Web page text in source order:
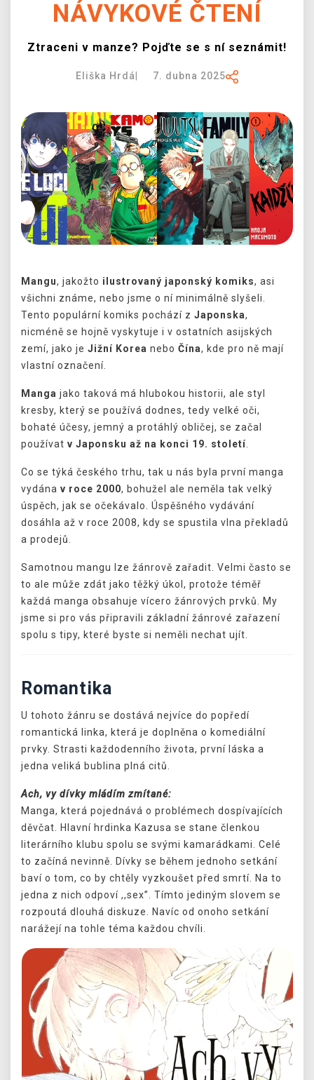
DOPRAVA
XZONE KLUB
TCG & BOARDGAME HUB
VÝKUP HER (BAZAR)
NÁVYKOVÉ ČTENÍ
Ztraceni v manze? Pojďte se s ní seznámit!
Eliška Hrdá 7. dubna 2025
Mangu, jakožto ilustrovaný japonský komiks, asi
všichni známe, nebo jsme o ní minimálně slyšeli.
Tento populární komiks pochází z Japonska,
nicméně se hojně vyskytuje i v ostatních asijských
zemí, jako je Jižní Korea nebo Čína, kde pro ně mají
vlastní označení.
Manga jako taková má hlubokou historii, ale styl
kresby, který se používá dodnes, tedy velké oči,
bohaté účesy, jemný a protáhlý obličej, se začal
používat v Japonsku až na konci 19. století
Co se týká českého trhu, tak u nás byla první manga
vydána v roce 2000, bohužel ale neměla tak velký
úspěch, jak se očekávalo. Úspěšného vydávání
dosáhla až v roce 2008, kdy se spustila vlna překladů
a prodejů.
Samotnou mangu lze žánrově zařadit. Velmi často se
to ale může zdát jako těžký úkol, protože téměř
každá manga obsahuje vícero žánrových prvků. My
jsme si pro vás připravili základní žánrové zařazení
spolu s tipy, které byste si neměli nechat ujít.
Romantika
U tohoto žánru se dostává nejvíce do popředí
romantická linka, která je doplněna o komediální
prvky. Strasti každodenního života, první láska a
jedna veliká bublina plná citů.
Ach, vy dívky mládím zmítané:
Manga, která pojednává o problémech dospívajících
děvčat. Hlavní hrdinka Kazusa se stane členkou
literárního klubu spolu se svými kamarádkami. Celé
to začíná nevinně. Dívky se během jednoho setkání
baví o tom, co by chtěly vyzkoušet před smrtí. Na to
jedna z nich odpoví ,,sex”. Tímto jediným slovem se
rozpoutá dlouhá diskuze. Navíc od onoho setkání
narážejí na tohle téma každou chvíli.